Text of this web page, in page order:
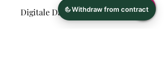
Digitale Datei